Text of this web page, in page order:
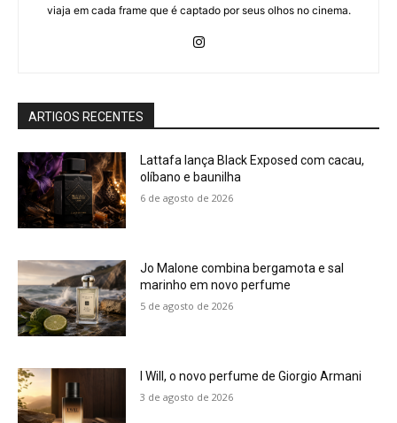
viaja em cada frame que é captado por seus olhos no cinema.
ARTIGOS RECENTES
Lattafa lança Black Exposed com cacau,
olíbano e baunilha
6 de agosto de 2026
Jo Malone combina bergamota e sal
marinho em novo perfume
5 de agosto de 2026
I Will, o novo perfume de Giorgio Armani
3 de agosto de 2026